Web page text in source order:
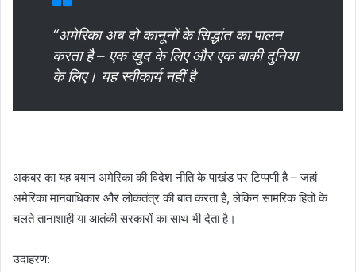
“अमेरिका अब दो कानूनों के सिद्धांत का पालन
करता है – एक खुद के लिए और एक बाकी दुनिया
के लिए। यह स्वीकार्य नहीं है
अकबर का यह बयान अमेरिका की विदेश नीति के पाखंड पर टिप्पणी है – जहां
अमेरिका मानवाधिकार और लोकतंत्र की बात करता है, लेकिन सामरिक हितों के
चलते तानाशाही या आतंकी सरकारों का साथ भी देता है।
उदाहरण: